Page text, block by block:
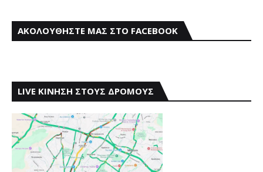
ΑΚΟΛΟΥΘΗΣΤΕ ΜΑΣ ΣΤΟ FACEBOOK
LIVE ΚΙΝΗΣΗ ΣΤΟΥΣ ΔΡΟΜΟΥΣ